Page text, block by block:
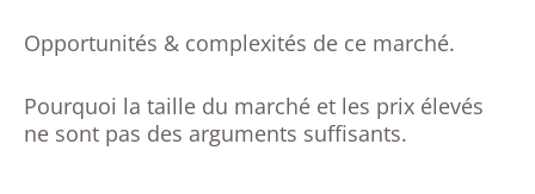
Opportunités & complexités de ce marché.
Pourquoi la taille du marché et les prix élevés
ne sont pas des arguments suffisants.